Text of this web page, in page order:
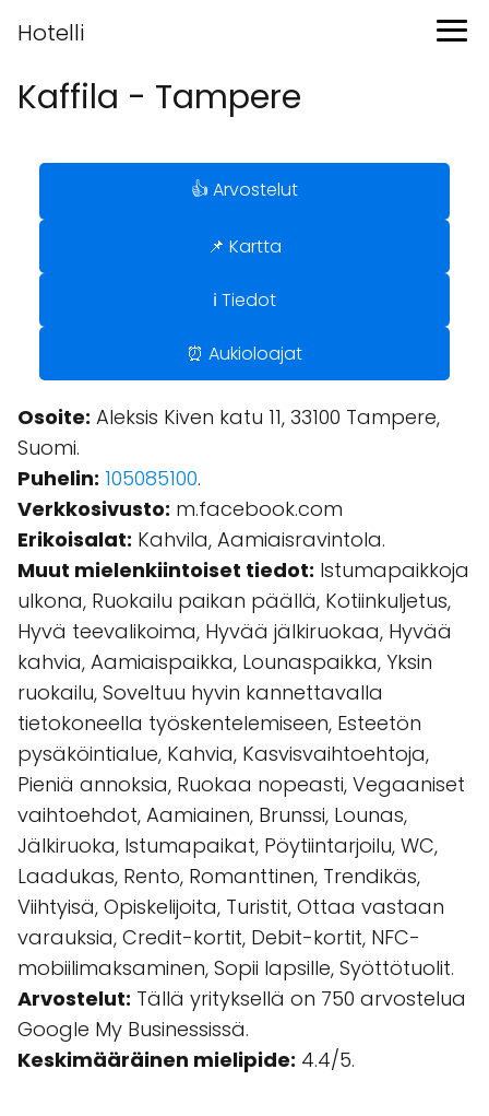
Hotelli
Kaffila - Tampere
👍 Arvostelut
📌 Kartta
ℹ️ Tiedot
⏰ Aukioloajat
Osoite: Aleksis Kiven katu 11, 33100 Tampere,
Suomi.
Puhelin: 105085100.
Verkkosivusto: m.facebook.com
Erikoisalat: Kahvila, Aamiaisravintola.
Muut mielenkiintoiset tiedot: Istumapaikkoja
ulkona, Ruokailu paikan päällä, Kotiinkuljetus,
Hyvä teevalikoima, Hyvää jälkiruokaa, Hyvää
kahvia, Aamiaispaikka, Lounaspaikka, Yksin
ruokailu, Soveltuu hyvin kannettavalla
tietokoneella työskentelemiseen, Esteetön
pysäköintialue, Kahvia, Kasvisvaihtoehtoja,
Pieniä annoksia, Ruokaa nopeasti, Vegaaniset
vaihtoehdot, Aamiainen, Brunssi, Lounas,
Jälkiruoka, Istumapaikat, Pöytiintarjoilu, WC,
Laadukas, Rento, Romanttinen, Trendikäs,
Viihtyisä, Opiskelijoita, Turistit, Ottaa vastaan
varauksia, Credit-kortit, Debit-kortit, NFC-
mobiilimaksaminen, Sopii lapsille, Syöttötuolit.
Arvostelut: Tällä yrityksellä on 750 arvostelua
Google My Businessissä.
Keskimääräinen mielipide: 4.4/5.